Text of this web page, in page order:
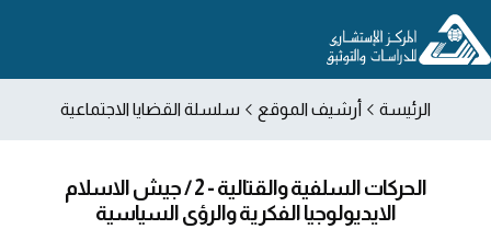
الرئيسة أرشيف الموقع سلسلة القضايا الاجتماعية
الحركات السلفية والقتالية - 2 / جيش الاسلام
الايديولوجيا الفكرية والرؤى السياسية